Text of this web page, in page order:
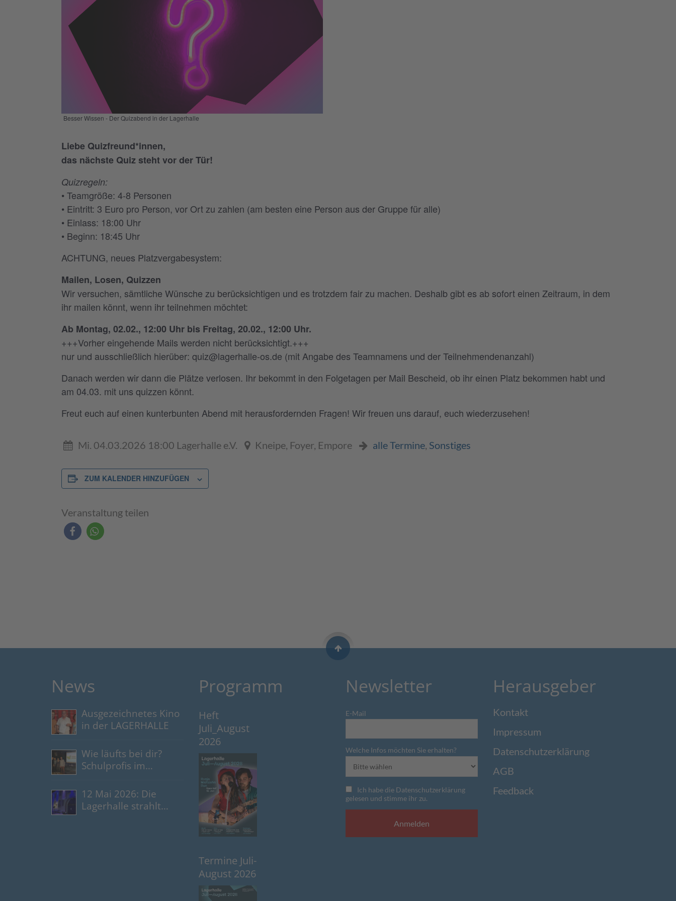
Besser Wissen - Der Quizabend in der Lagerhalle
Liebe Quizfreund*innen,
das nächste Quiz steht vor der Tür!
Quizregeln:
• Teamgröße: 4-8 Personen
• Eintritt: 3 Euro pro Person, vor Ort zu zahlen (am besten eine Person aus der Gruppe für alle)
• Einlass: 18:00 Uhr
• Beginn: 18:45 Uhr
ACHTUNG, neues Platzvergabesystem:
Mailen, Losen, Quizzen
Wir versuchen, sämtliche Wünsche zu berücksichtigen und es trotzdem fair zu machen. Deshalb gibt es ab sofort einen Zeitraum, in dem
ihr mailen könnt, wenn ihr teilnehmen möchtet:
Ab Montag, 02.02., 12:00 Uhr bis Freitag, 20.02., 12:00 Uhr.
+++Vorher eingehende Mails werden nicht berücksichtigt.+++
nur und ausschließlich hierüber: quiz@lagerhalle-os.de (mit Angabe des Teamnamens und der Teilnehmendenanzahl)
Danach werden wir dann die Plätze verlosen. Ihr bekommt in den Folgetagen per Mail Bescheid, ob ihr einen Platz bekommen habt und
am 04.03. mit uns quizzen könnt.
Freut euch auf einen kunterbunten Abend mit herausfordernden Fragen! Wir freuen uns darauf, euch wiederzusehen!
Mi. 04.03.2026 18:00 Lagerhalle e.V. Kneipe, Foyer, Empore alle Termine Sonstiges
ZUM KALENDER HINZUFÜGEN
Veranstaltung teilen
News
Ausgezeichnetes Kino
in der LAGERHALLE
Wie läufts bei dir?
Schulprofis im
12 Mai 2026: Die
Lagerhalle strahlt
Programm
Heft
Juli_August
2026
Termine Juli-
August 2026
Newsletter
E-Mail
Welche Infos möchten Sie erhalten?
Ich habe die Datenschutzerklärung
gelesen und stimme ihr zu.
Herausgeber
Kontakt
Impressum
Datenschutzerklärung
AGB
Feedback